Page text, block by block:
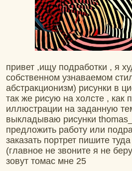
привет ,ищу подработки , я
собственном узнаваемом
абстракционизм) рисунки в
так же рисую на холсте , как
иллюстрации на заданную
выкладываю рисунки
предложить работу или
заказать портрет пишите
(главное не звоните я не
зовут томас мне 25